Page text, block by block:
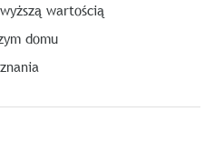
wartością
domu